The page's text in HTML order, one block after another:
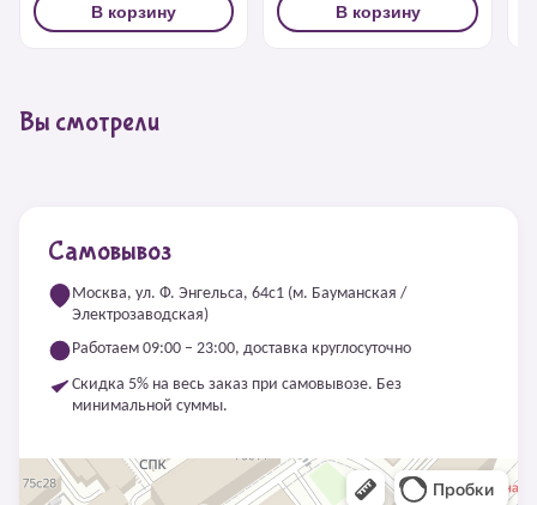
В корзину В корзину
Вы смотрели
Самовывоз
Москва, ул. Ф. Энгельса, 64с1 (м. Бауманская /
Электрозаводская)
Работаем 09:00 – 23:00, доставка круглосуточно
Скидка 5% на весь заказ при самовывозе. Без
минимальной суммы.